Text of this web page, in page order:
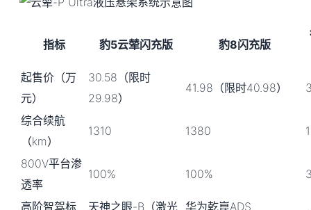
指标 豹5云辇闪充版 豹8闪充版
起售价（万
元）
30.58（限时
29.98）
41.98（限时40.98）
综合续航
（km）
1310 1380
800V平台渗
透率
100% 100%
高阶智驾标
天神之眼-B（激光 华为乾崑ADS